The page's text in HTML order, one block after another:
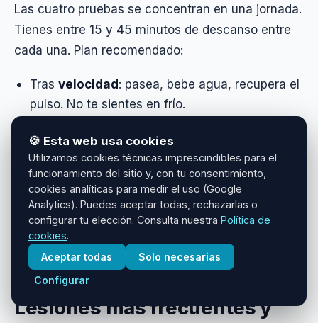
Las cuatro pruebas se concentran en una jornada.
Tienes entre 15 y 45 minutos de descanso entre
cada una. Plan recomendado:
Trasvelocidad: pasea, bebe agua, recupera el
pulso. No te sientes en frío.
tren inferior. No nada de comer pesado.
Trasflexotracción/extensiones: estira brazos
y espalda. Bebe agua + sales si hace calor.
Antes denatación: 5 minutos de movilidad en
seco, 100 m de calentamiento en agua si te
dejan.
Lesiones más frecuentes y
🍪 Esta web usa cookies
Utilizamos cookies técnicas imprescindibles para el
funcionamiento del sitio y, con tu consentimiento,
cookies analíticas para medir el uso (Google
Analytics). Puedes aceptar todas, rechazarlas o
configurar tu elección. Consulta nuestra Política de
cookies.
Aceptar todas
Solo necesarias
Configurar